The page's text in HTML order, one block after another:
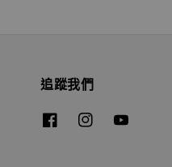
追蹤我們